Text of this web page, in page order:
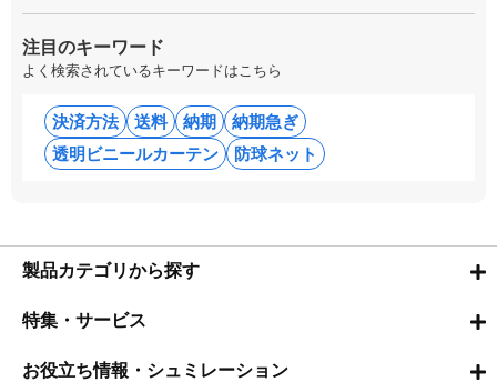
注目のキーワード
よく検索されているキーワードはこちら
決済方法 送料 納期
納期急ぎ
透明ビニールカーテン
防球ネット
製品カテゴリから探す
特集・サービス
お役立ち情報・シュミレーション